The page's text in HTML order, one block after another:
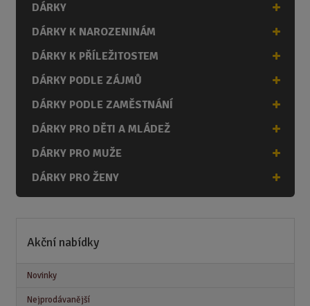
DÁRKY
DÁRKY K NAROZENINÁM
DÁRKY K PŘÍLEŽITOSTEM
DÁRKY PODLE ZÁJMŮ
DÁRKY PODLE ZAMĚSTNÁNÍ
DÁRKY PRO DĚTI A MLÁDEŽ
DÁRKY PRO MUŽE
DÁRKY PRO ŽENY
Akční nabídky
Novinky
Nejprodávanější